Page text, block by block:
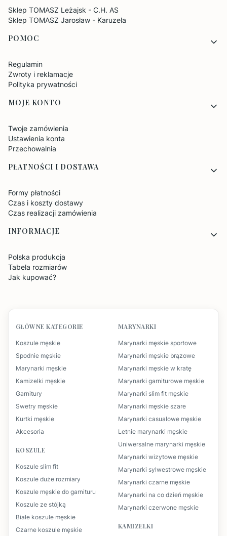
Sklep TOMASZ Leżajsk - C.H. AS
Sklep TOMASZ Jarosław - Karuzela
POMOC
Regulamin
Zwroty i reklamacje
Polityka prywatności
MOJE KONTO
Twoje zamówienia
Ustawienia konta
Przechowalnia
PŁATNOŚCI I DOSTAWA
Formy płatności
Czas i koszty dostawy
Czas realizacji zamówienia
INFORMACJE
Polska produkcja
Tabela rozmiarów
Jak kupować?
GŁÓWNE KATEGORIE
Koszule męskie
Spodnie męskie
Marynarki męskie
Kamizelki męskie
Garnitury
Swetry męskie
Kurtki męskie
Akcesoria
KOSZULE
Koszule slim fit
Koszule duże rozmiary
Koszule męskie do garnituru
Koszule ze stójką
Białe koszule męskie
Czarne koszule męskie
MARYNARKI
Marynarki męskie sportowe
Marynarki męskie brązowe
Marynarki męskie w kratę
Marynarki garniturowe męskie
Marynarki slim fit męskie
Marynarki męskie szare
Marynarki casualowe męskie
Letnie marynarki męskie
Uniwersalne marynarki męskie
Marynarki wizytowe męskie
Marynarki sylwestrowe męskie
Marynarki czarne męskie
Marynarki na co dzień męskie
Marynarki czerwone męskie
KAMIZELKI